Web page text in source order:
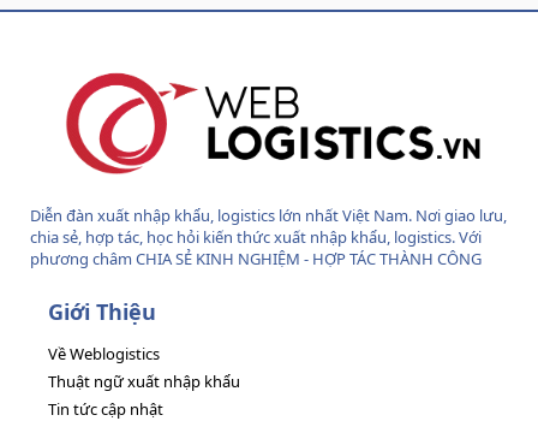
Diễn đàn xuất nhập khẩu, logistics lớn nhất Việt Nam. Nơi giao lưu,
chia sẻ, hợp tác, học hỏi kiến thức xuất nhập khẩu, logistics. Với
phương châm CHIA SẺ KINH NGHIỆM - HỢP TÁC THÀNH CÔNG
Giới Thiệu
Về Weblogistics
Thuật ngữ xuất nhập khẩu
Tin tức cập nhật